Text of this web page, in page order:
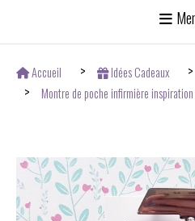
Accueil Idées Cadeaux
Montre de poche infirmière